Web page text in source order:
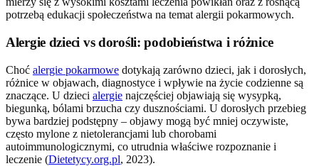
potrzebą edukacji społeczeństwa na temat alergii pokarmowych.
Alergie dzieci vs dorośli: podobieństwa i różnice
Choć alergie pokarmowe dotykają zarówno dzieci, jak i dorosłych,
różnice w objawach, diagnostyce i wpływie na życie codzienne są
znaczące. U dzieci alergie najczęściej objawiają się wysypką,
biegunką, bólami brzucha czy dusznościami. U dorosłych przebieg
bywa bardziej podstępny – objawy mogą być mniej oczywiste,
często mylone z nietolerancjami lub chorobami
autoimmunologicznymi, co utrudnia właściwe rozpoznanie i
leczenie (Dietetycy.org.pl, 2023).